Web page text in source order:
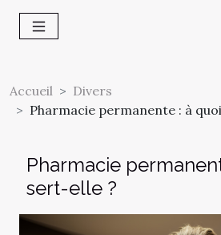
Accueil
Divers
Pharmacie permanente : à
Pharmacie
sert-elle ?